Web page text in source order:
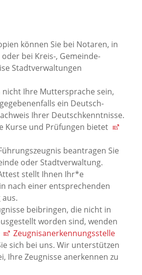
können Sie bei Notaren, in
bei Kreis-, Gemeinde-
Stadtverwaltungen
nicht Ihre Muttersprache sein,
ein Deutsch-
Ihrer Deutschkenntnisse.
Kurse und Prüfungen bietet
beantragen Sie
oder Stadtverwaltung.
stellt Ihnen Ihr*e
nach einer entsprechenden
beibringen, die nicht in
worden sind, wenden
Zeugnisanerkennungsstelle
sich bei uns. Wir unterstützen
Ihre Zeugnisse anerkennen zu